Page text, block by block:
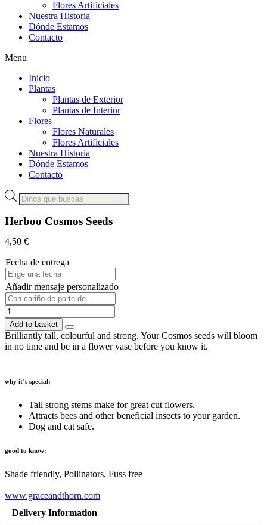
Flores Artificiales
Nuestra Historia
Dónde Estamos
Contacto
Menu
Inicio
Plantas
Plantas de Exterior
Plantas de Interior
Flores
Flores Naturales
Flores Artificiales
Nuestra Historia
Dónde Estamos
Contacto
Products
search
Herboo Cosmos Seeds
4,50 €
Fecha de entrega
Añadir mensaje personalizado
Herboo
Cosmos
Seeds
quantity
Add to basket
Brilliantly tall, colourful and strong. Your Cosmos seeds will bloom
in no time and be in a flower vase before you know it.
why it’s special:
Tall strong stems make for great cut flowers.
Attracts bees and other beneficial insects to your garden.
Dog and cat safe.
good to know:
Shade friendly, Pollinators, Fuss free
www.graceandthorn.com
Delivery Information